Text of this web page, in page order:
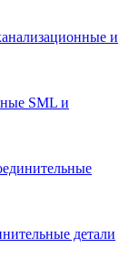
и
SML и
детали